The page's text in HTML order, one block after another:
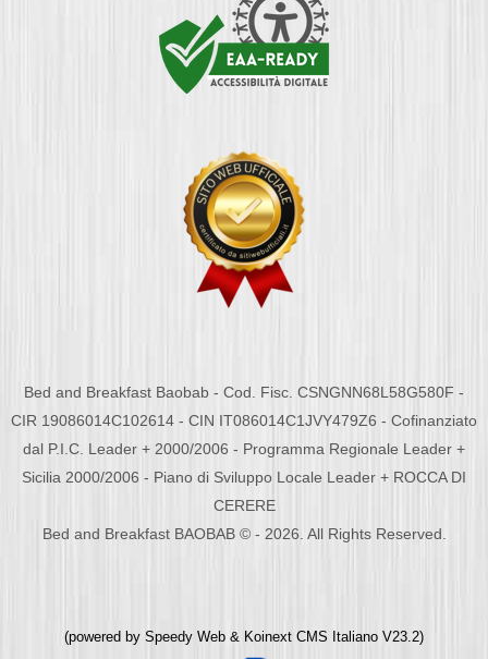
Bed and Breakfast Baobab - Cod. Fisc. CSNGNN68L58G580F -
CIR 19086014C102614 - CIN IT086014C1JVY479Z6 - Cofinanziato
dal P.I.C. Leader + 2000/2006 - Programma Regionale Leader +
Sicilia 2000/2006 - Piano di Sviluppo Locale Leader + ROCCA DI
CERERE
Bed and Breakfast BAOBAB © - 2026. All Rights Reserved.
(powered by Speedy Web & Koinext CMS Italiano V23.2)